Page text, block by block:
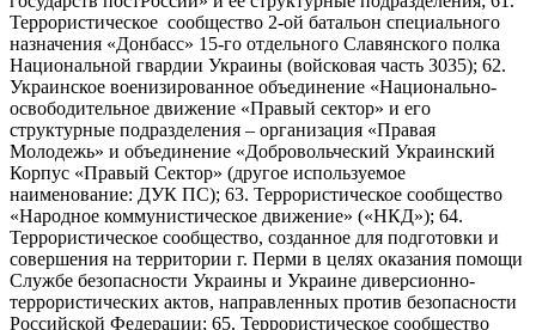
Террористическое сообщество 2-ой батальон специального
назначения «Донбасс» 15-го отдельного Славянского полка
Национальной гвардии Украины (войсковая часть 3035); 62.
Украинское военизированное объединение «Национально-
освободительное движение «Правый сектор» и его
структурные подразделения – организация «Правая
Молодежь» и объединение «Добровольческий Украинский
Корпус «Правый Сектор» (другое используемое
наименование: ДУК ПС); 63. Террористическое сообщество
«Народное коммунистическое движение» («НКД»); 64.
Террористическое сообщество, созданное для подготовки и
совершения на территории г. Перми в целях оказания помощи
Службе безопасности Украины и Украине диверсионно-
террористических актов, направленных против безопасности
Российской Федерации; 65. Террористическое сообщество